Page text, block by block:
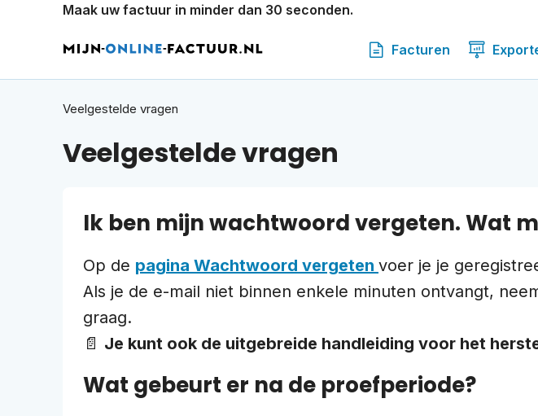
Maak uw factuur in minder dan 30 seconden.
Facturen
Veelgestelde vragen
Veelgestelde vragen
Ik ben mijn wachtwoord vergeten. Wat
Op de pagina Wachtwoord vergeten voer je je
Als je de e-mail niet binnen enkele minuten ontvangt,
graag.
📄 Je kunt ook de uitgebreide handleiding voor het
Wat gebeurt er na de proefperiode?